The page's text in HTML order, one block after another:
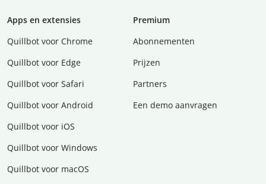
Apps en extensies
Quillbot voor Chrome
Quillbot voor Edge
Quillbot voor Safari
Quillbot voor Android
Quillbot voor iOS
Quillbot voor Windows
Quillbot voor macOS
Premium
Abonnementen
Prijzen
Partners
Een demo aanvragen